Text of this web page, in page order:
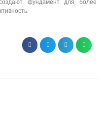
фундамент для более